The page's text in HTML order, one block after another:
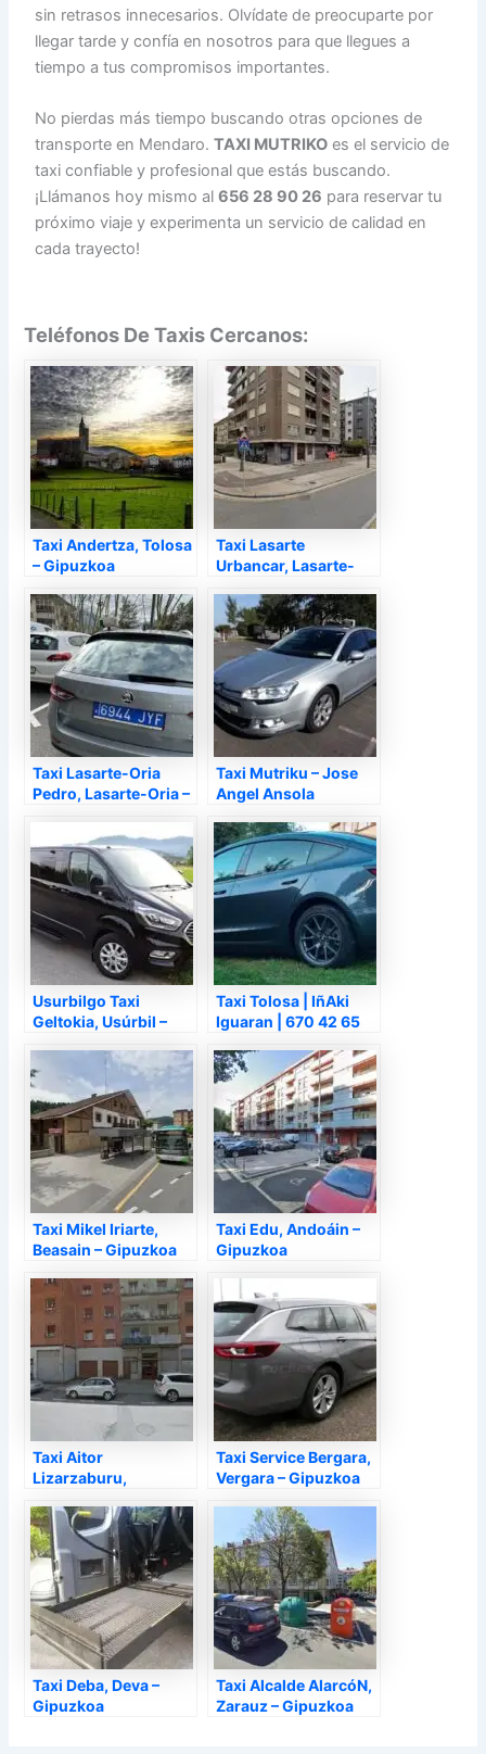
sin retrasos innecesarios. Olvídate de preocuparte por
llegar tarde y confía en nosotros para que llegues a
tiempo a tus compromisos importantes.
No pierdas más tiempo buscando otras opciones de
transporte en Mendaro.TAXI MUTRIKO es el servicio de
taxi confiable y profesional que estás buscando.
¡Llámanos hoy mismo al656 28 90 26 para reservar tu
próximo viaje y experimenta un servicio de calidad en
cada trayecto!
Teléfonos De Taxis Cercanos:
Taxi Andertza, Tolosa
– Gipuzkoa
Taxi Lasarte
Urbancar, Lasarte-
Taxi Lasarte-Oria
Pedro, Lasarte-Oria –
Taxi Mutriku – Jose
Angel Ansola
– Gipuzkoa
Usurbilgo Taxi
Geltokia, Usúrbil –
Taxi Tolosa | IñAki
Iguaran | 670 42 65
Gipuzkoa
Taxi Mikel Iriarte,
Beasain – Gipuzkoa
Taxi Edu, Andoáin –
Gipuzkoa
Taxi Aitor
Lizarzaburu,
Gipuzkoa
Taxi Service Bergara,
Vergara – Gipuzkoa
Taxi Deba, Deva –
Gipuzkoa
Taxi Alcalde AlarcóN,
Zarauz – Gipuzkoa